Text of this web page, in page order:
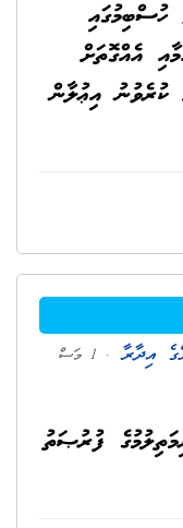
ހުސްބިމުގައި
އެއްގޮތަށް
އިޢުލާން
އިދާރާ
. 1 މަސް
ފުރުޞަތު